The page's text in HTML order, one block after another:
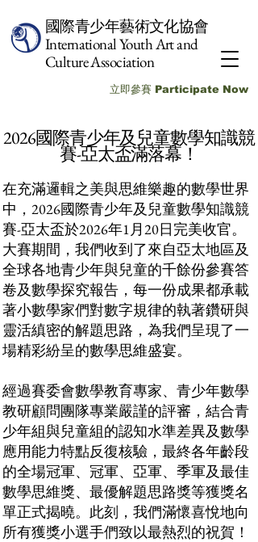
國際青少年藝術文化協會
International Youth Art and
Culture Association
立即參賽 Participate Now
2026國際青少年及兒童數學知識競
賽-亞太盃滿落幕！
在充滿邏輯之美與思維樂趣的數學世界
中，2026國際青少年及兒童數學知識競
賽-亞太盃於2026年1月20日完美收官。
大賽期間，我們收到了來自亞太地區及
全球各地青少年與兒童的千餘份參賽答
卷及數學探究報告，每一份成果都承載
著小數學家們對數字規律的執著鑽研與
靈活縝密的解題思路，為我們呈現了一
場精彩紛呈的數學思維盛宴。
經過賽委會數學教育專家、青少年數學
教研顧問團隊專業嚴謹的評審，結合青
少年組與兒童組的認知水準差異及數學
應用能力特點反復核驗，最終各年齡段
的全場冠軍、冠軍、亞軍、季軍及最佳
數學思維獎、最優解題思路獎等獲獎名
單正式揭曉。此刻，我們滿懷喜悅地向
所有獲獎小選手們致以最熱烈的祝賀！